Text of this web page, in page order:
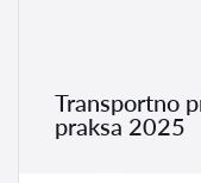
Transportno
praksa 2025